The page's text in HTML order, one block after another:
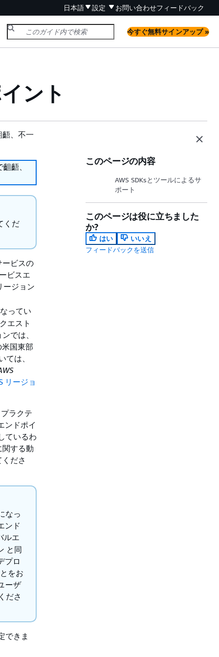
日本語 設定 お問い合わせフィードバック
今すぐ無料サインアップ »
ント
、不一
齬、
くだ
ービスの
ビスエ
ージョン
ってい
エスト
では、
国東部
ては、
リージョ
ラクテ
ンドポイ
ているわ
する動
ださ
なっ
ンド
ルエ
と同
プロ
をお
ーザ
ださ
できま
このページの内容
AWS SDKsとツールによるサ
ポート
このページは役に立ちました
か?
はい
いいえ
フィードバックを送信